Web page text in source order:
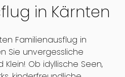
in Kärnten
Familienausflug in
Sie unvergessliche
Klein! Ob idyllische Seen,